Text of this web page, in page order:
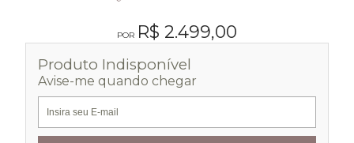
R$ 2.499,00
Produto Indisponível
Avise-me quando chegar